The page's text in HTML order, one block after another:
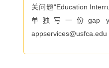
关问题“Education
单独写一份 gap
appservices@usfca.edu